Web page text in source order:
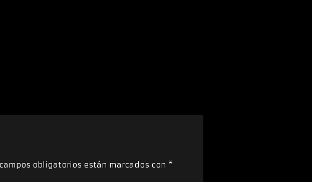
obligatorios están marcados con *